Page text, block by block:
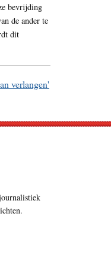
bevrijding
de ander te
dit
verlangen'